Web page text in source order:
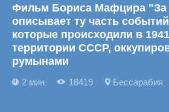
Фильм Бориса Мафцира "За
описывает ту часть
которые происходили в
территории СССР,
румынами
2 мин 18419 Бессарабия